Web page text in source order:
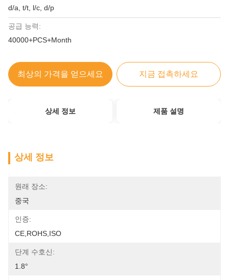
d/a, t/t, l/c, d/p
공급 능력:
40000+PCS+Month
최상의 가격을 얻으세요 지금 접촉하세요
상세 정보 제품 설명
상세 정보
원래 장소:
중국
인증:
CE,ROHS,ISO
단계 수호신:
1.8°